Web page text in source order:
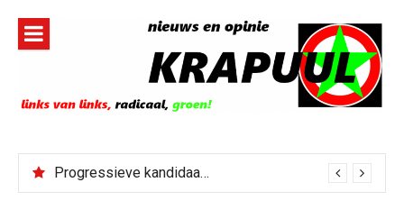
inhoud
Progressieve kandidaat El-Sayed senaatskandidaat Michigan